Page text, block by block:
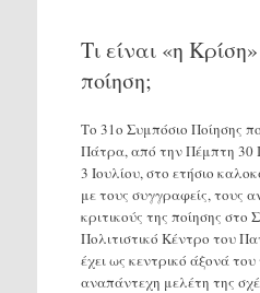
Τι είναι «η
ποίηση;
Το 31ο Συμπόσιο Ποίησης
Πάτρα, από την Πέμπτη 30
3 Ιουλίου, στο ετήσιο
με τους συγγραφείς, τους
κριτικούς της ποίησης στο
Πολιτιστικό Κέντρο του
έχει ως κεντρικό άξονά
αναπάντεχη μελέτη της